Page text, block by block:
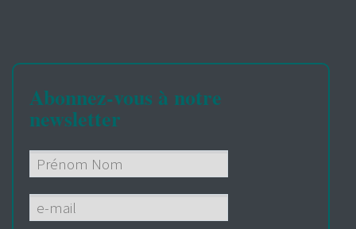
Abonnez-vous à notre
newsletter